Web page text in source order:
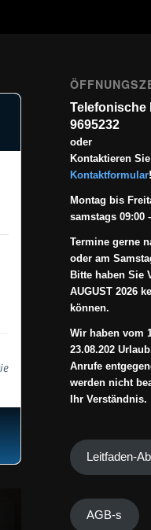
Telefonische
9695232
oder
Kontaktieren
Kontaktformular!
Montag bis
samstags 09:00
Termine gerne
oder am
Bitte haben Sie
AUGUST 2026
können.
Wir haben vom
23.08.202
Anrufe
werden nicht
Ihr Verständnis.
Leitfaden-
AGB-s